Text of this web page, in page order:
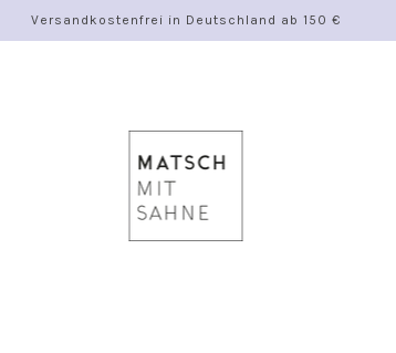
Versandkostenfrei in Deutschland ab 150 €